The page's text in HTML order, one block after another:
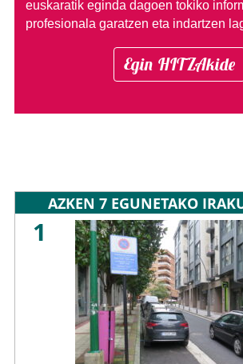
euskaratik eginda dagoen tokiko
profesionala garatzen eta indartzen
Egin HITZAkide
AZKEN 7 EGUNETAKO
1